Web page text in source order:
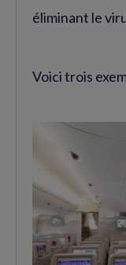
éliminant le
Voici trois